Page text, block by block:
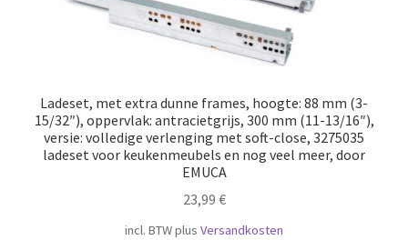
Ladeset, met extra dunne frames, hoogte: 88 mm (3-
15/32″), oppervlak: antracietgrijs, 300 mm (11-13/16″),
versie: volledige verlenging met soft-close, 3275035
ladeset voor keukenmeubels en nog veel meer, door
EMUCA
23,99 €
incl. BTWplus Versandkosten